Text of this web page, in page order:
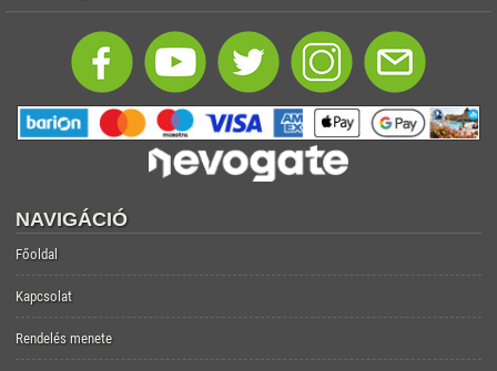
NAVIGÁCIÓ
Főoldal
Kapcsolat
Rendelés menete